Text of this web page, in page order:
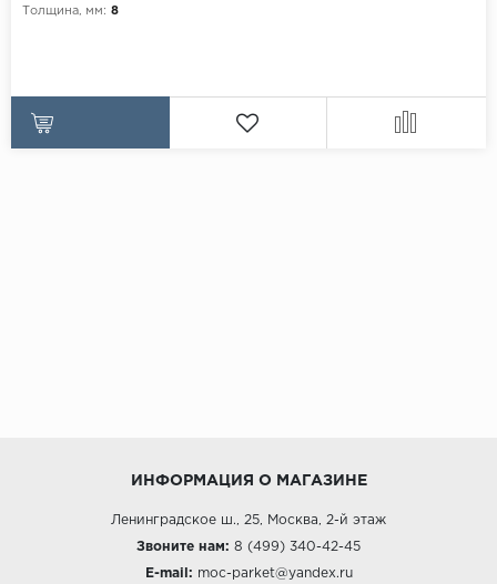
Толщина, мм: 8
ИНФОРМАЦИЯ О МАГАЗИНЕ
Ленинградское ш., 25, Москва, 2-й этаж
Звоните нам: 8 (499) 340-42-45
E-mail: moc-parket@yandex.ru